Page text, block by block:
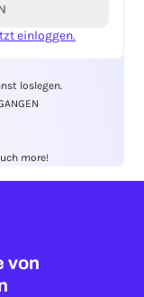
loslegen.
more!
einloggen.
von